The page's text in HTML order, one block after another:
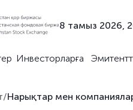
8 тамыз 2026,
Инвесторларға
/Нарықтар мен